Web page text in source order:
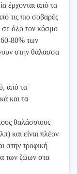
έρχονται από τα
τις πιο σοβαρές
σε όλο τον κόσμο
60-80% των
στην θάλασσα
από τα
και τα
θαλάσσιους
και είναι πλέον
στην τροφική
των ζώων στα